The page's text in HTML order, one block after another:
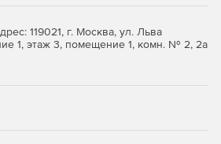
119021, г. Москва, ул. Льва
1, этаж 3, помещение 1, комн. № 2, 2а